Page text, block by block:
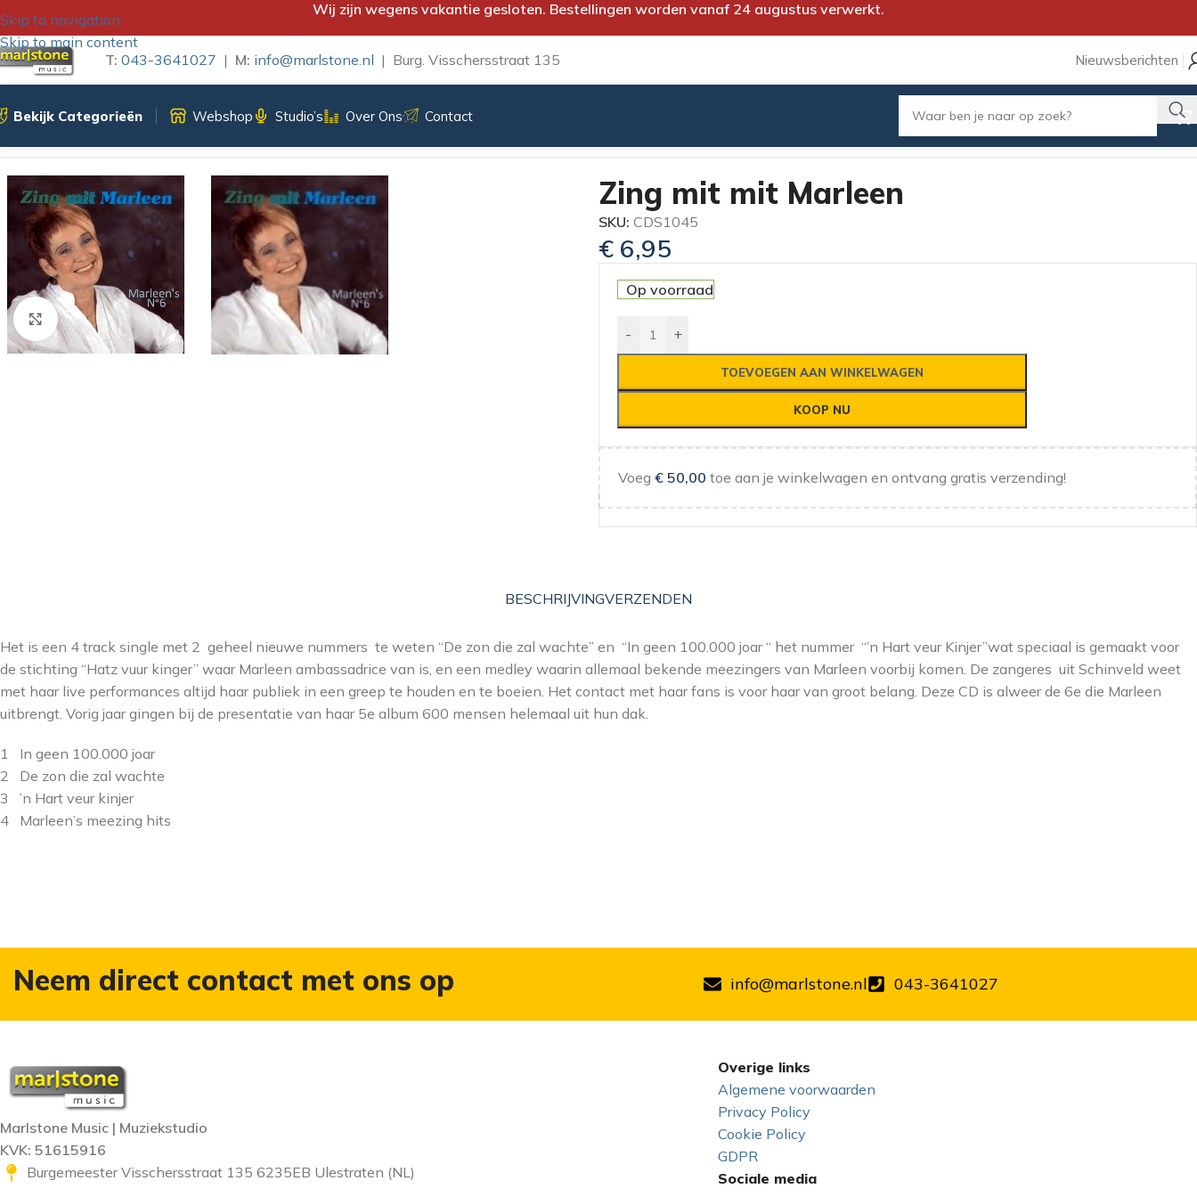
Skip to navigation
Skip to main content
Wij zijn wegens vakantie gesloten. Bestellingen worden vanaf 24 augustus verwerkt.
T: 043-3641027 | M: info@marlstone.nl | Burg. Visschersstraat 135 Nieuwsberichten
Bekijk Categorieën Webshop Studio’s Over Ons Contact
Klik om te vergroten
Zing mit mit Marleen
SKU: CDS1045
€ 6,95
Op voorraad
- +
TOEVOEGEN AAN WINKELWAGEN
KOOP NU
Voeg € 50,00 toe aan je winkelwagen en ontvang gratis verzending!
BESCHRIJVINGVERZENDEN
Het is een 4 track single met 2 geheel nieuwe nummers te weten “De zon die zal wachte” en “In geen 100.000 joar “ het nummer “’n Hart veur Kinjer”wat speciaal is gemaakt voor
de stichting “Hatz vuur kinger” waar Marleen ambassadrice van is, en een medley waarin allemaal bekende meezingers van Marleen voorbij komen. De zangeres uit Schinveld weet
met haar live performances altijd haar publiek in een greep te houden en te boeien. Het contact met haar fans is voor haar van groot belang. Deze CD is alweer de 6e die Marleen
uitbrengt. Vorig jaar gingen bij de presentatie van haar 5e album 600 mensen helemaal uit hun dak.
1 In geen 100.000 joar
2 De zon die zal wachte
3 ’n Hart veur kinjer
4 Marleen’s meezing hits
Neem direct contact met ons op info@marlstone.nl 043-3641027
Marlstone Music | Muziekstudio
KVK: 51615916
Burgemeester Visschersstraat 135 6235EB Ulestraten (NL)
Overige links
Algemene voorwaarden
Privacy Policy
Cookie Policy
GDPR
Sociale media